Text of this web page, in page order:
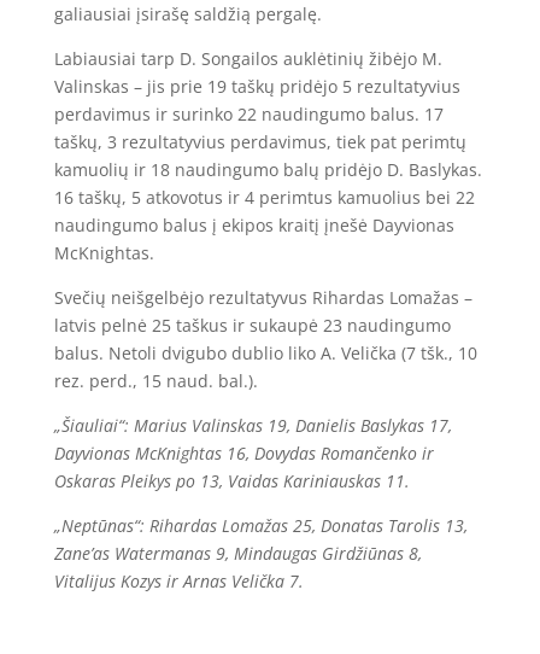
galiausiai įsirašę saldžią pergalę.
Labiausiai tarp D. Songailos auklėtinių žibėjo M.
Valinskas – jis prie 19 taškų pridėjo 5 rezultatyvius
perdavimus ir surinko 22 naudingumo balus. 17
taškų, 3 rezultatyvius perdavimus, tiek pat perimtų
kamuolių ir 18 naudingumo balų pridėjo D. Baslykas.
16 taškų, 5 atkovotus ir 4 perimtus kamuolius bei 22
naudingumo balus į ekipos kraitį įnešė Dayvionas
McKnightas.
Svečių neišgelbėjo rezultatyvus Rihardas Lomažas –
latvis pelnė 25 taškus ir sukaupė 23 naudingumo
balus. Netoli dvigubo dublio liko A. Velička (7 tšk., 10
rez. perd., 15 naud. bal.).
„Šiauliai“: Marius Valinskas 19, Danielis Baslykas 17,
Dayvionas McKnightas 16, Dovydas Romančenko ir
Oskaras Pleikys po 13, Vaidas Kariniauskas 11.
„Neptūnas“: Rihardas Lomažas 25, Donatas Tarolis 13,
Zane’as Watermanas 9, Mindaugas Girdžiūnas 8,
Vitalijus Kozys ir Arnas Velička 7.